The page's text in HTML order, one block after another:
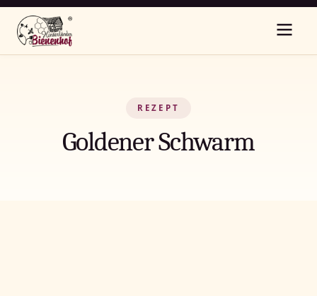
REZEPT
Goldener Schwarm